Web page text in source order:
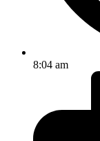
8:04 am